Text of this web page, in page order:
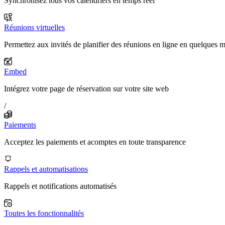
Réunions virtuelles
Permettez aux invités de planifier des réunions en ligne en quelques
Embed
Intégrez votre page de réservation sur votre site web
/
Paiements
Acceptez les paiements et acomptes en toute transparence
Rappels et automatisations
Rappels et notifications automatisés
Toutes les fonctionnalités